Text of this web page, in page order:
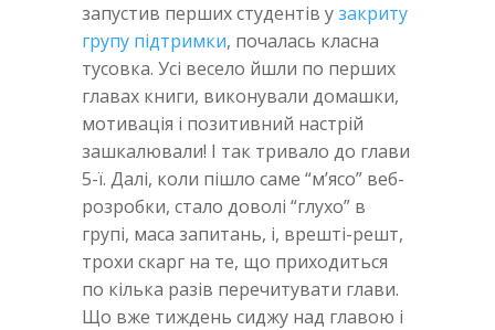
запустив перших студентів узакриту
групу підтримки, почалась класна
тусовка. Усі весело йшли по перших
главах книги, виконували домашки,
мотивація і позитивний настрій
зашкалювали! І так тривало до глави
5-ї. Далі, коли пішло саме “м’ясо” веб-
розробки, стало доволі “глухо” в
групі, маса запитань, і, врешті-решт,
трохи скарг на те, що приходиться
по кілька разів перечитувати глави.
Що вже тиждень сиджу над главою і